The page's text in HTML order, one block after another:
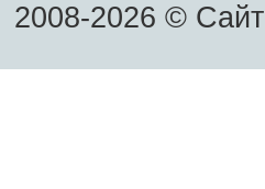
2008-2026 © Сайт